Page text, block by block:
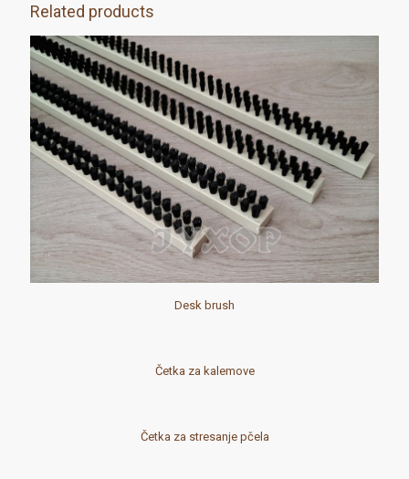
Related products
Desk brush
Četka za kalemove
Četka za stresanje pčela